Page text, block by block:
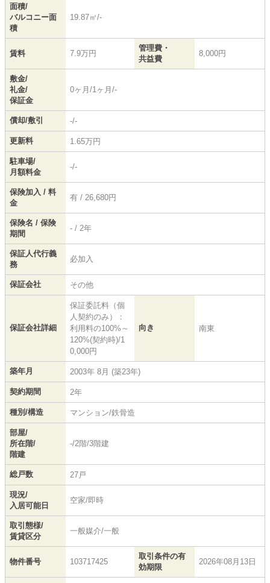
面積/
バルコニー面
積
19.87㎡/-
賃料 7.9万円
管理費・
共益費
8,000円
敷金/
礼金/
保証金
0ヶ月/1ヶ月/-
償却/敷引 -/-
更新料 1.65万円
駐車場/
月額料金
-/-
保険加入 / 料
金
有 / 26,680円
保険名 / 保険
期間
- / 2年
保証人代行義
務
必加入
保証会社 その他
保証会社詳細
保証委託料（個
人契約のみ）：
利用料の100%～
120%(契約時)/1
0,000円
向き 南東
築年月 2003年 8月 (築23年)
契約期間 2年
種別/構造 マンション/鉄骨造
部屋/
所在階/
階建
-/2階/3階建
総戸数 27戸
現況/
入居可能日
空家/即時
取引態様/
賃貸区分
一般媒介/一般
物件番号 103717425
取引条件の有
効期限
2026年08月13日